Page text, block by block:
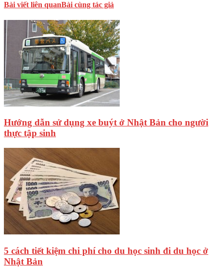
Bài viết liên quanBài cùng tác giả
Hướng dẫn sử dụng xe buýt ở Nhật Bản cho người
thực tập sinh
5 cách tiết kiệm chi phí cho du học sinh đi du học ở
Nhật Bản